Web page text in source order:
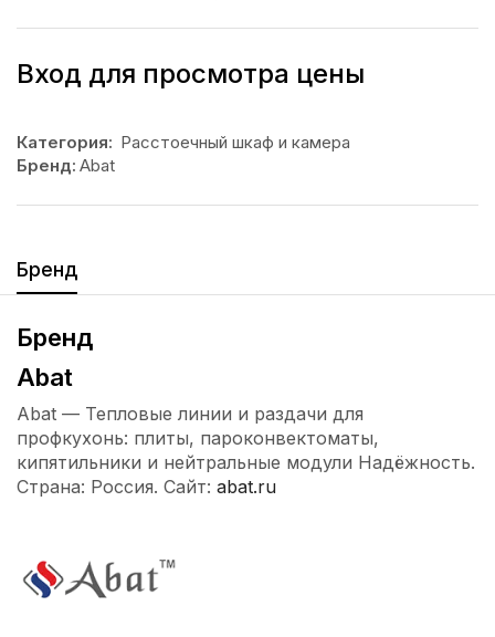
Вход для просмотра цены
Категория: Расстоечный шкаф и камера
Бренд: Abat
Бренд
Бренд
Abat
Abat — Тепловые линии и раздачи для
профкухонь: плиты, пароконвектоматы,
кипятильники и нейтральные модули Надёжность.
Страна: Россия. Сайт: abat.ru